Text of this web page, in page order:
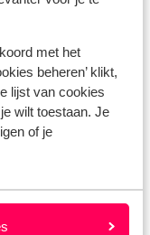
met het
beheren’ klikt,
lijst van cookies
wilt toestaan. Je
of je